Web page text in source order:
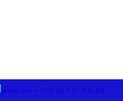
telegram +375 29 121-89-89